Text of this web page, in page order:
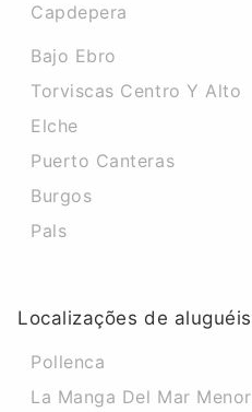
Capdepera
Bajo Ebro
Torviscas Centro Y Alto
Elche
Puerto Canteras
Burgos
Pals
Localizações de aluguéis
Pollenca
La Manga Del Mar Menor